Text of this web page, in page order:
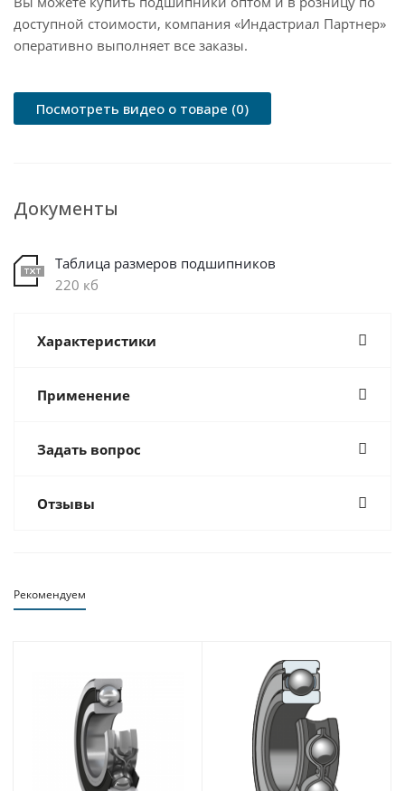
доступной стоимости, компания «Индастриал Партнер»
оперативно выполняет все заказы.
Посмотреть видео о товаре (0)
Документы
Таблица размеров подшипников
220 кб
Характеристики
Применение
Задать вопрос
Отзывы
Рекомендуем